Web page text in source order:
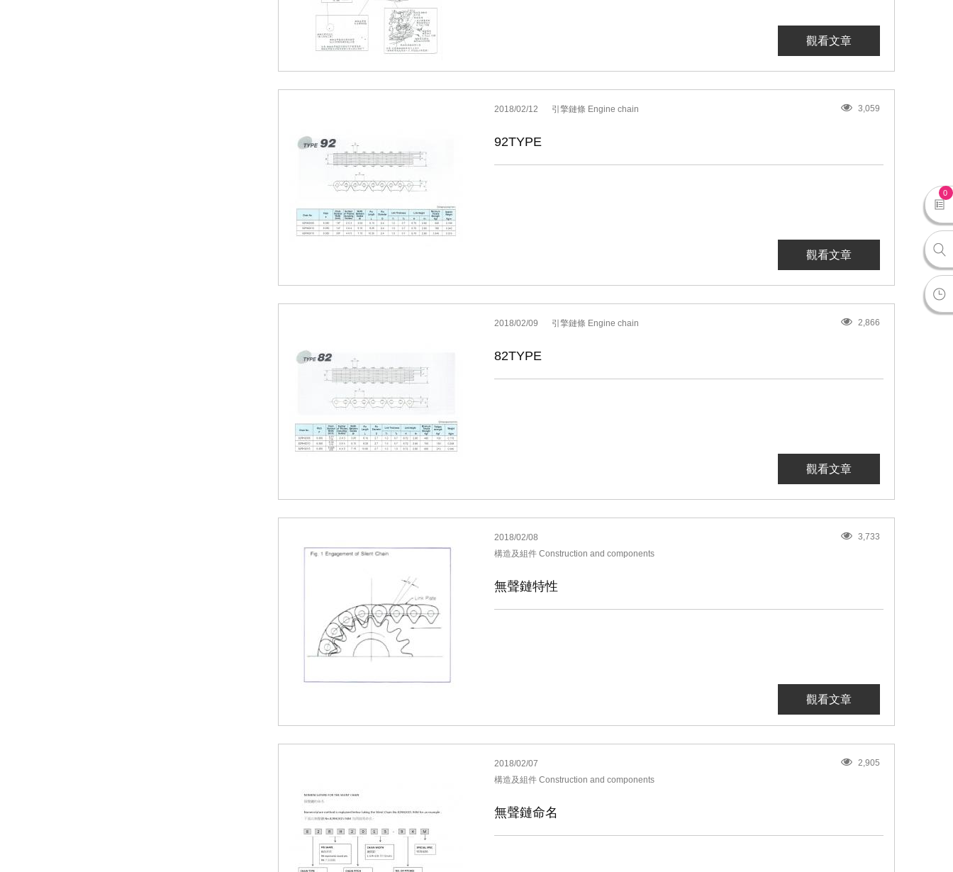
0
觀看文章
2018/02/12 引擎鏈條 Engine chain 3,059
92TYPE
觀看文章
2018/02/09 引擎鏈條 Engine chain 2,866
82TYPE
觀看文章
2018/02/08
構造及組件 Construction and components
3,733
無聲鏈特性
觀看文章
2018/02/07
構造及組件 Construction and components
2,905
無聲鏈命名